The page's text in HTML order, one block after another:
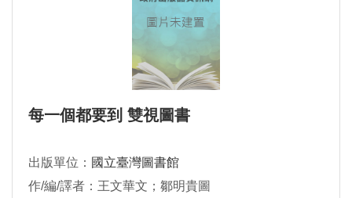
每一個都要到 雙視圖書
出版單位： 國立臺灣圖書館
作/編/譯者：王文華文；鄒明貴圖